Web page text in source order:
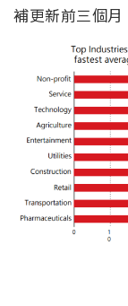
補更新前三個月